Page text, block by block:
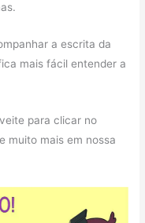
a escrita da
mais fácil entender a
para clicar no
muito mais em nossa